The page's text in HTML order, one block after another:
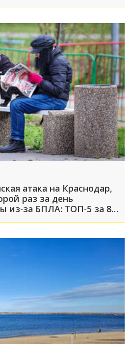
атака на Краснодар,
раз за день
из-за БПЛА: ТОП-5 за 8